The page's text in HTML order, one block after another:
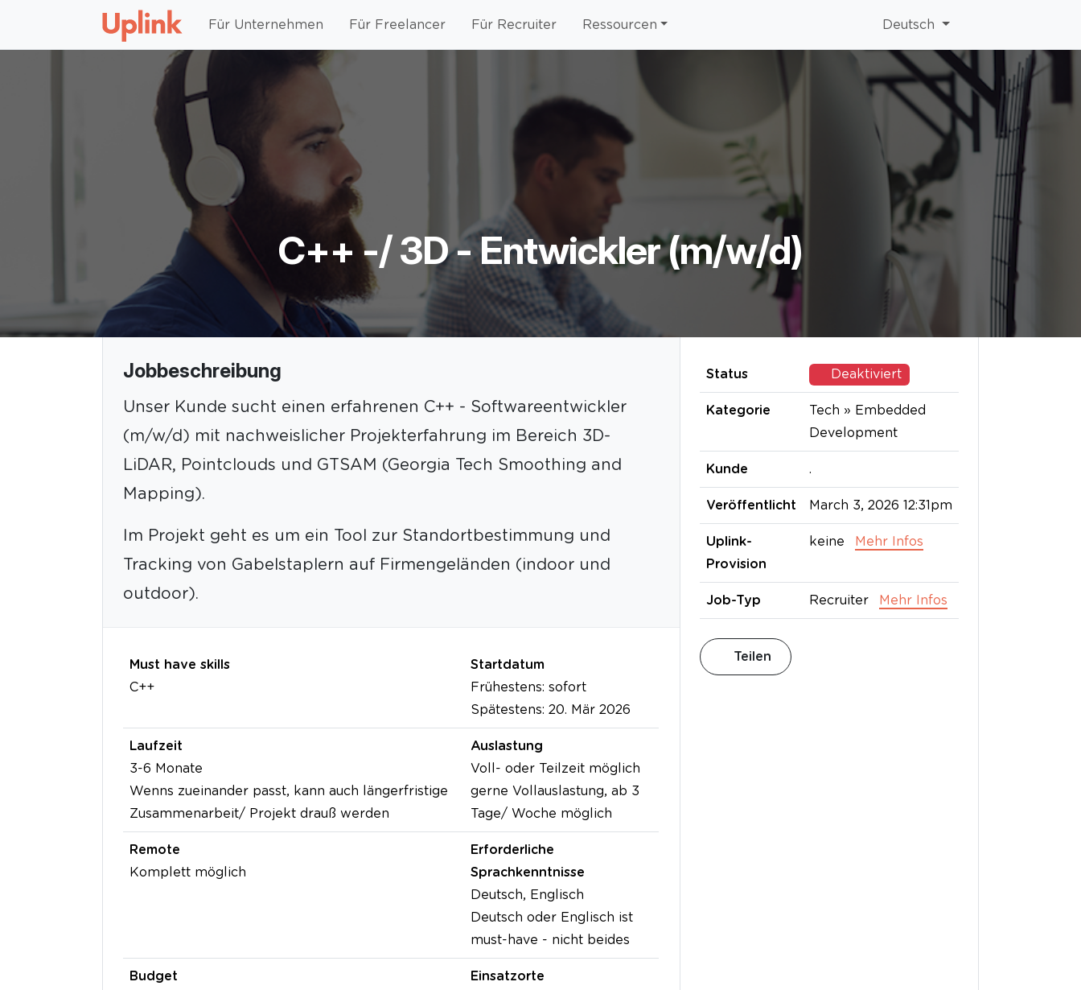
Für Unternehmen Für Freelancer Für Recruiter Ressourcen Deutsch
C++ -/ 3D - Entwickler (m/w/d)
Jobbeschreibung
Unser Kunde sucht einen erfahrenen C++ - Softwareentwickler
(m/w/d) mit nachweislicher Projekterfahrung im Bereich 3D-
LiDAR, Pointclouds und GTSAM (Georgia Tech Smoothing and
Mapping).
Im Projekt geht es um ein Tool zur Standortbestimmung und
Tracking von Gabelstaplern auf Firmengeländen (indoor und
outdoor).
Must have skills
C++
Startdatum
Frühestens: sofort
Spätestens: 20. Mär 2026
Laufzeit
3-6 Monate
Wenns zueinander passt, kann auch längerfristige
Zusammenarbeit/ Projekt drauß werden
Auslastung
Voll- oder Teilzeit möglich
gerne Vollauslastung, ab 3
Tage/ Woche möglich
Remote
Komplett möglich
Erforderliche
Sprachkenntnisse
Deutsch, Englisch
Deutsch oder Englisch ist
must-have - nicht beides
Budget
Einsatzorte
Status Deaktiviert
Kategorie
Tech » Embedded
Development
Kunde .
Veröffentlicht March 3, 2026 12:31pm
Uplink-
Provision
keine Mehr Infos
Job-Typ Recruiter Mehr Infos
Teilen